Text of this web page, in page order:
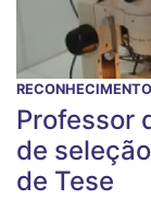
RECONHECIMENTO
Professor
de
de Tese